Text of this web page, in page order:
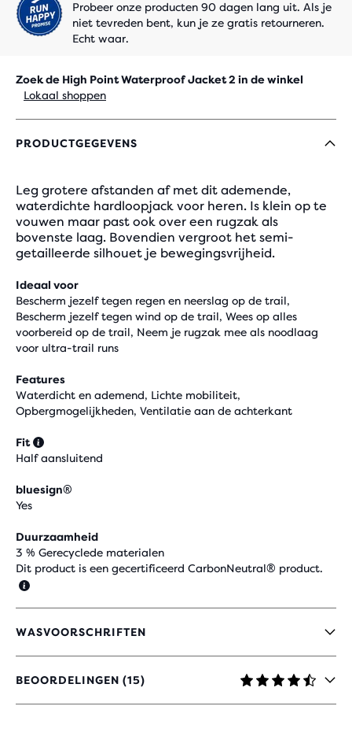
Probeer onze producten 90 dagen lang uit. Als je
niet tevreden bent, kun je ze gratis retourneren.
Echt waar.
Zoek de High Point Waterproof Jacket 2 in de winkel
Lokaal shoppen
PRODUCTGEGEVENS
Leg grotere afstanden af ​​met dit ademende,
waterdichte hardloopjack voor heren. Is klein op te
vouwen maar past ook over een rugzak als
bovenste laag. Bovendien vergroot het semi-
getailleerde silhouet je bewegingsvrijheid.
Ideaal voor
Bescherm jezelf tegen regen en neerslag op de trail,
Bescherm jezelf tegen wind op de trail, Wees op alles
voorbereid op de trail, Neem je rugzak mee als noodlaag
voor ultra-trail runs
Features
Waterdicht en ademend, Lichte mobiliteit,
Opbergmogelijkheden, Ventilatie aan de achterkant
Fit
Half aansluitend
bluesign®
Yes
Duurzaamheid
3 % Gerecyclede materialen
Dit product is een gecertificeerd CarbonNeutral® product.
WASVOORSCHRIFTEN
BEOORDELINGEN (15)
4,7
UIT